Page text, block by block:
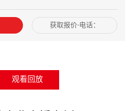
获取报价-电话：
观看回放